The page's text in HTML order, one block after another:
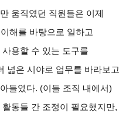
움직였던 직원들은 이제
해를 바탕으로 일하고
용할 수 있는 도구를
넓은 시야로 업무를 바라보고
들였다. (이들 조직 내에서)
동들 간 조정이 필요했지만,